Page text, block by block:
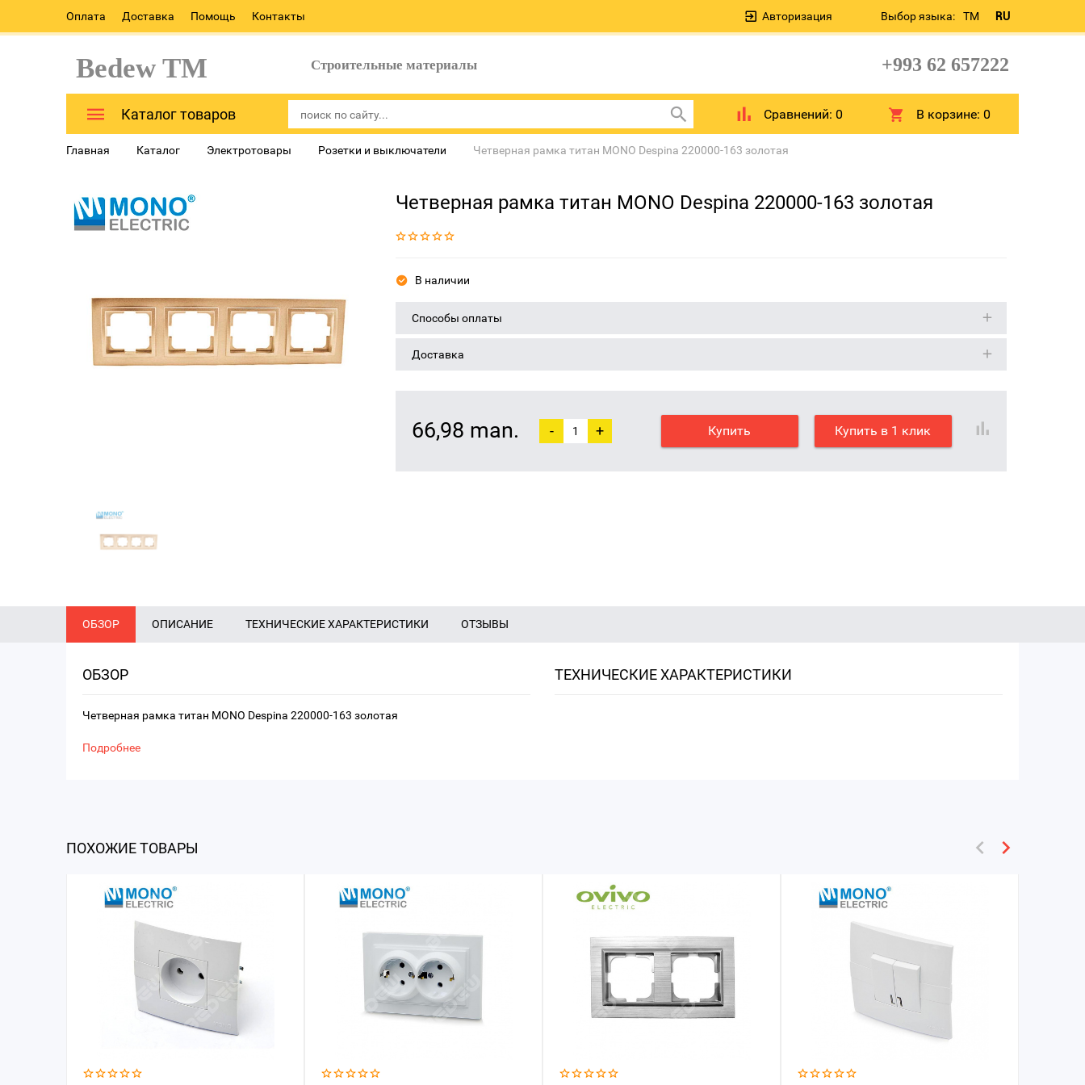
Оплата Доставка Помощь Контакты Выбор языка: TM RU
Авторизация
Bedew TM Строительные материалы +993 62 657222
Каталог товаров Сравнений: 0 В корзине:0
Главная Каталог Электротовары Розетки и выключатели Четверная рамка титан MONO Despina 220000-163 золотая
Четверная рамка титан MONO Despina 220000-163 золотая
В наличии
Способы оплаты
Доставка
66,98 man. - + Купить Купить в 1 клик
ОБЗОР ОПИСАНИЕ ТЕХНИЧЕСКИЕ ХАРАКТЕРИСТИКИ ОТЗЫВЫ
ОБЗОР
Четверная рамка титан MONO Despina 220000-163 золотая
Подробнее
ТЕХНИЧЕСКИЕ ХАРАКТЕРИСТИКИ
ПОХОЖИЕ ТОВАРЫ